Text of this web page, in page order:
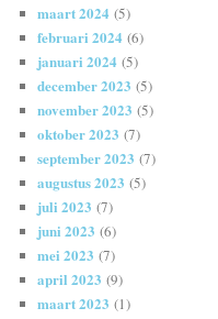
maart 2024 (5)
februari 2024 (6)
januari 2024 (5)
december 2023 (5)
november 2023 (5)
oktober 2023 (7)
september 2023 (7)
augustus 2023 (5)
juli 2023 (7)
juni 2023 (6)
mei 2023 (7)
april 2023 (9)
maart 2023 (1)